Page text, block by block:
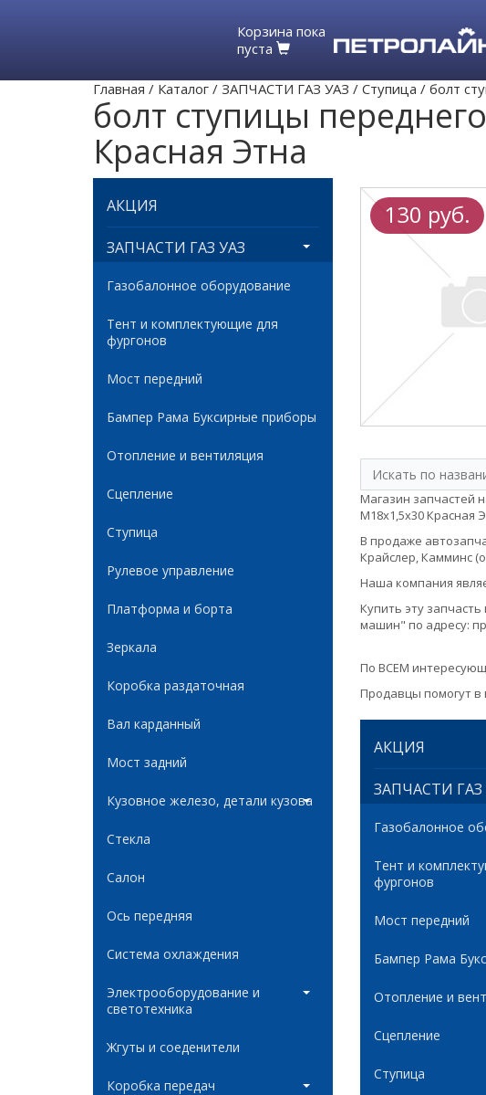
Корзина пока
пуста
Главная / Каталог / ЗАПЧАСТИ ГАЗ УАЗ / Ступица / болт
болт ступицы
Красная Этна
АКЦИЯ
ЗАПЧАСТИ ГАЗ УАЗ
Газобалонное оборудование
Тент и комплектующие для
фургонов
Мост передний
Бампер Рама Буксирные приборы
Отопление и вентиляция
Сцепление
Ступица
Рулевое управление
Платформа и борта
Зеркала
Коробка раздаточная
Вал карданный
Мост задний
Кузовное железо, детали кузова
Стекла
Салон
Ось передняя
Система охлаждения
Электрооборудование и
светотехника
Жгуты и соеденители
Коробка передач
130 руб.
Магазин запчастей
М18х1,5х30 Красная
В продаже
Крайслер, Камминс
Наша компания
Купить эту
машин" по адресу:
По ВСЕМ
Продавцы помогут
АКЦИЯ
ЗАПЧАСТИ ГАЗ
Газобалонное
Тент и
фургонов
Мост передний
Бампер Рама
Отопление и
Сцепление
Ступица